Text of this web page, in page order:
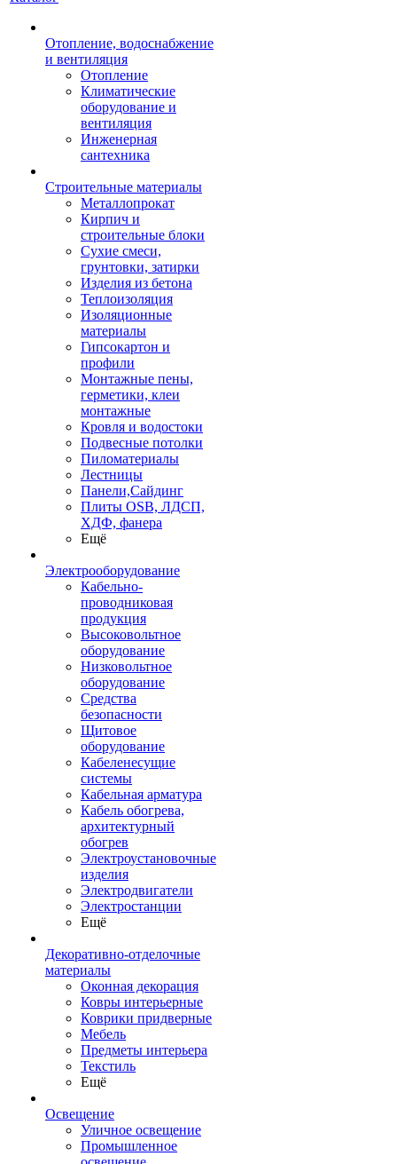
Отопление, водоснабжение
и вентиляция
Отопление
Климатические
оборудование и
вентиляция
Инженерная
сантехника
Строительные материалы
Металлопрокат
Кирпич и
строительные блоки
Сухие смеси,
грунтовки, затирки
Изделия из бетона
Теплоизоляция
Изоляционные
материалы
Гипсокартон и
профили
Монтажные пены,
герметики, клеи
монтажные
Кровля и водостоки
Подвесные потолки
Пиломатериалы
Лестницы
Панели,Сайдинг
Плиты OSB, ЛДСП,
ХДФ, фанера
Ещё
Электрооборудование
Кабельно-
проводниковая
продукция
Высоковольтное
оборудование
Низковольтное
оборудование
Средства
безопасности
Щитовое
оборудование
Кабеленесущие
системы
Кабельная арматура
Кабель обогрева,
архитектурный
обогрев
Электроустановочные
изделия
Электродвигатели
Электростанции
Ещё
Декоративно-отделочные
материалы
Оконная декорация
Ковры интерьерные
Коврики придверные
Мебель
Предметы интерьера
Текстиль
Ещё
Освещение
Уличное освещение
Промышленное